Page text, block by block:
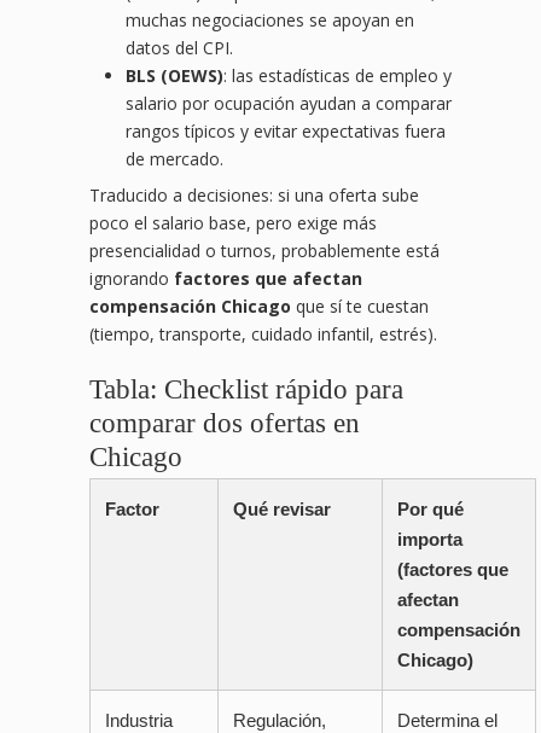
muchas negociaciones se apoyan en
datos del CPI.
BLS (OEWS): las estadísticas de empleo y
salario por ocupación ayudan a comparar
rangos típicos y evitar expectativas fuera
de mercado.
Traducido a decisiones: si una oferta sube
poco el salario base, pero exige más
presencialidad o turnos, probablemente está
ignorando factores que afectan
compensación Chicago que sí te cuestan
(tiempo, transporte, cuidado infantil, estrés).
Tabla: Checklist rápido para
comparar dos ofertas en
Chicago
Factor Qué revisar
Por qué
importa
(factores que
afectan
compensación
Chicago)
Industria
Regulación,
Determina el